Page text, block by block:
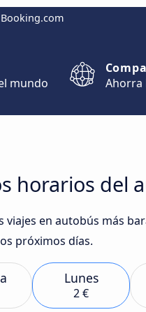
mundo
Ahorra
horarios del
viajes en autobús más
próximos días.
Lunes
2 €